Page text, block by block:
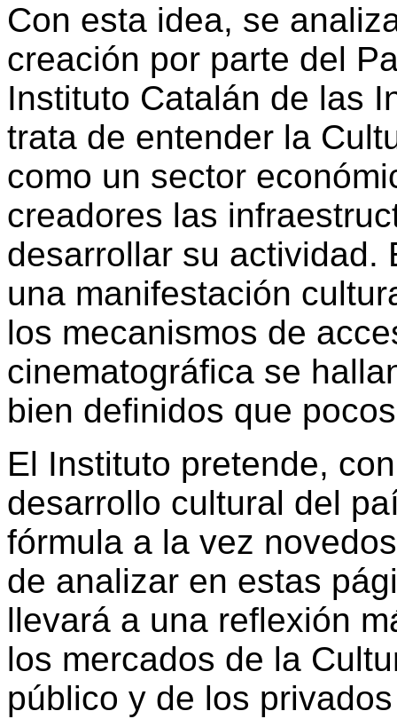
Con esta idea, se
creación por parte del
Instituto Catalán de las
trata de entender la
como un sector
creadores las
desarrollar su actividad.
una manifestación
los mecanismos de
cinematográfica se
bien definidos que
El Instituto pretende,
desarrollo cultural del
fórmula a la vez
de analizar en estas
llevará a una reflexión
los mercados de la
público y de los